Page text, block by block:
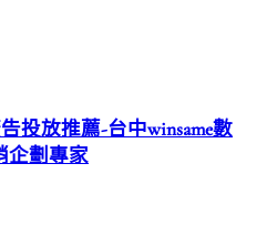
投放推薦-台中winsame數
企劃專家